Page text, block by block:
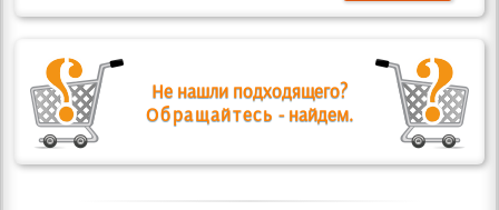
Не нашли подходящего?
Обращайтесь - найдем.